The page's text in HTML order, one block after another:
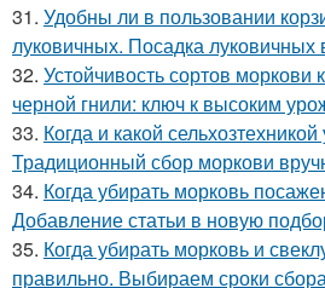
31. Удобны ли в пользовании
луковичных. Посадка луковичных
32. Устойчивость сортов моркови
черной гнили: ключ к высоким
33. Когда и какой
Традиционный сбор моркови
34. Когда убирать морковь
Добавление статьи в новую
35. Когда убирать морковь и
правильно. Выбираем сроки